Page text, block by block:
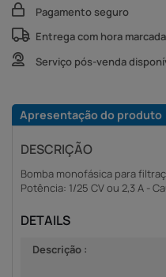
Pagamento seguro
Entrega com hora marcada
Serviço pós-venda
Apresentação do produto
DESCRIÇÃO
Bomba monofásica para
Potência: 1/25 CV ou 2,3 A -
DETAILS
Descrição :